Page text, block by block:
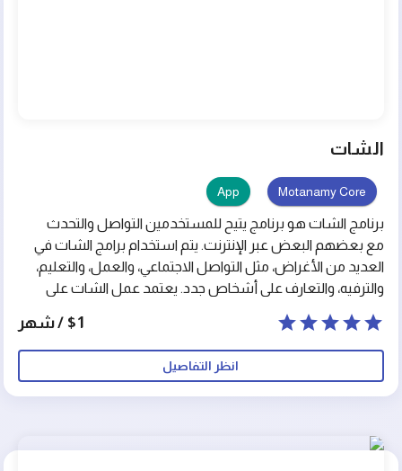
الشات
Motanamy Core
App
برنامج الشات هو برنامج يتيح للمستخدمين التواصل والتحدث
مع بعضهم البعض عبر الإنترنت. يتم استخدام برامج الشات في
العديد من الأغراض، مثل التواصل الاجتماعي، والعمل، والتعليم،
والترفيه، والتعارف على أشخاص جدد. يعتمد عمل الشات على
بعضهم البعض.
$1 / شهر
انظر التفاصيل